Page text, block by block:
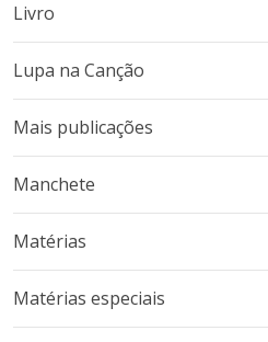
Livro
Lupa na Canção
Mais publicações
Manchete
Matérias
Matérias especiais